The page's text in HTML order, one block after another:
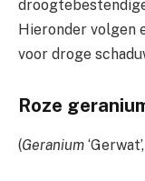
Hieronder volgen
voor droge
Roze
(Geranium